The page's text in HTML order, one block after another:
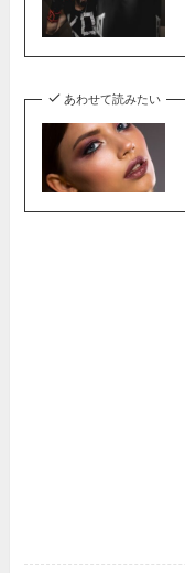
あわせて読みたい